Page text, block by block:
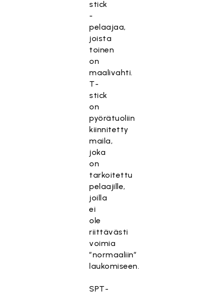
stick
-
pelaajaa,
joista
toinen
on
maalivahti.
T-
stick
on
pyörätuoliin
kiinnitetty
maila,
joka
on
tarkoitettu
pelaajille,
joilla
ei
ole
riittävästi
voimia
”normaaliin”
laukomiseen.
SPT-